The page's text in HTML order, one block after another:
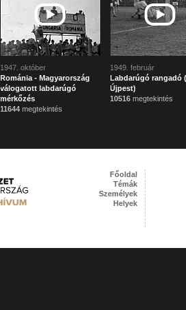
1947. október
Románia - Magyarország
válogatott labdarúgó
mérkőzés
11644 megtekintés
1949. február
Labdarúgó rangadó
Újpest)
10516 megtekintés
Főoldal
Témák
Személyek
Helyek